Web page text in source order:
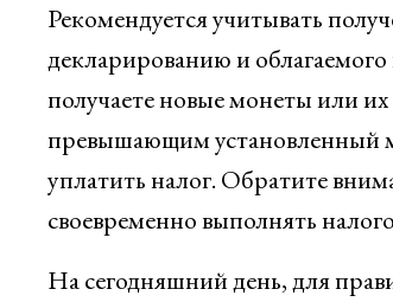
Рекомендуется учитывать
декларированию и облагаемого
получаете новые монеты или их
превышающим установленный
уплатить налог. Обратите
своевременно выполнять
На сегодняшний день, для